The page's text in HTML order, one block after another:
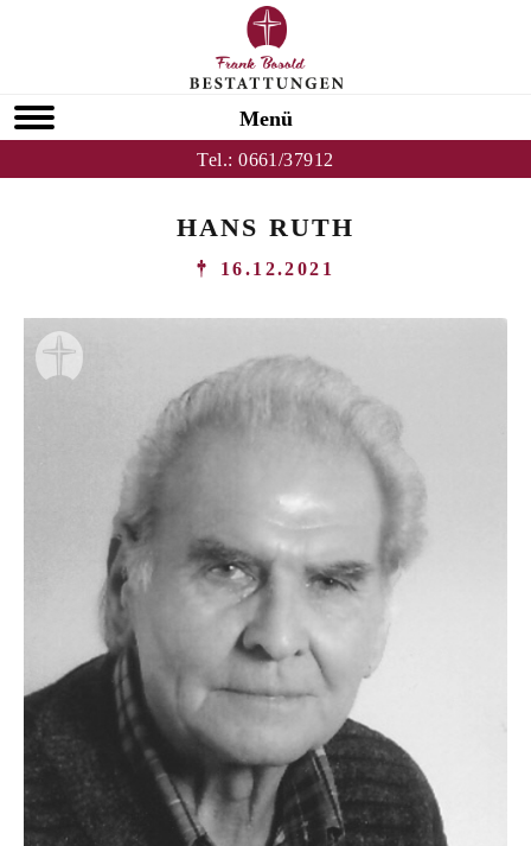
Menü
Tel.:0661/37912
HANS RUTH
16.12.2021